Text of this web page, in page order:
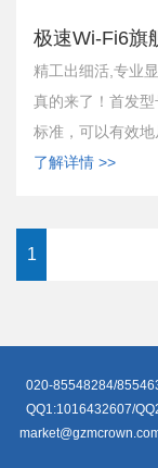
极速Wi-Fi6旗
精工出细活,专业
真的来了！首发
标准，可以有效地
了解详情 >>
1
020-85548284/
QQ1:1016432607/